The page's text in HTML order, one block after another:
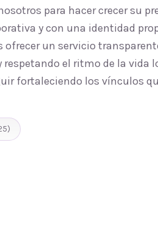
para hacer crecer su
y con una identidad
un servicio
el ritmo de la vida
fortaleciendo los vínculos